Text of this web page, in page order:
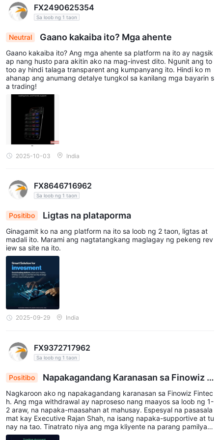
inaalok nila.
Oo. Hindi nagbibigay ng serbisyo ang Finowiz Fintech Limited
sa mga mamamayan/residente ng United States, Cuba, Iraq,
Myanmar, North Korea, at Sudan.
FX2490625354
Sa loob ng 1 taon
Neutral Gaano kakaiba ito? Mga ahente
Gaano kakaiba ito? Ang mga ahente sa platform na ito ay nagsik
ap nang husto para akitin ako na mag-invest dito. Ngunit ang to
too ay hindi talaga transparent ang kumpanyang ito. Hindi ko m
ahanap ang anumang detalye tungkol sa kanilang mga bayarin s
a trading!
2025-10-03 India
FX8646716962
Sa loob ng 1 taon
Positibo Ligtas na plataporma
Ginagamit ko na ang platform na ito sa loob ng 2 taon, ligtas at
madali ito. Marami ang nagtatangkang maglagay ng pekeng rev
iew sa site na ito.
2025-09-29 India
FX9372717962
Sa loob ng 1 taon
Positibo
Napakagandang Karanasan sa Finowiz –
Mapagkakatiwalaang Broker
Nagkaroon ako ng napakagandang karanasan sa Finowiz Fintec
h. Ang mga withdrawal ay naproseso nang maayos sa loob ng 1-
2 araw, na napaka-maasahan at mahusay. Espesyal na pasasala
mat kay Executive Rajan Shah, na isang napaka-supportive at tu
nay na tao. Tinatrato niya ang mga kliyente na parang pamilya,
at ang kanyang paggabay at suporta sa buong paglalakbay ko